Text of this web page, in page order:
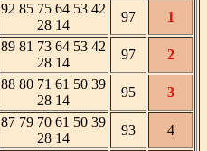
92 85 75 64 53 42
28 14
97 1
89 81 73 64 53 42
28 14
97 2
88 80 71 61 50 39
28 14
95 3
87 79 70 61 50 39
28 14
93 4